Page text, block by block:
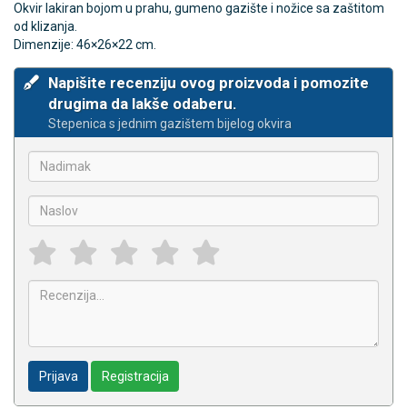
Okvir lakiran bojom u prahu, gumeno gazište i nožice sa zaštitom
od klizanja.
Dimenzije: 46×26×22 cm.
Napišite recenziju ovog proizvoda i pomozite
drugima da lakše odaberu.
Stepenica s jednim gazištem bijelog okvira
Prijava Registracija